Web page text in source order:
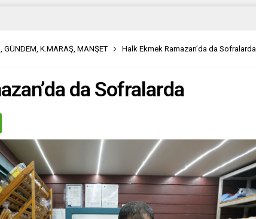
GÜNDEM K.MARAŞ MANŞET Halk Ekmek Ramazan’da da Sofralarda
da Sofralarda